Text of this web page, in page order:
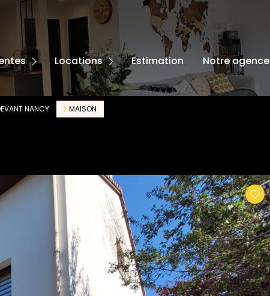
Locations
MAISONS
APPARTEMENTS
Estimation Notre agence
NANCY MAISON